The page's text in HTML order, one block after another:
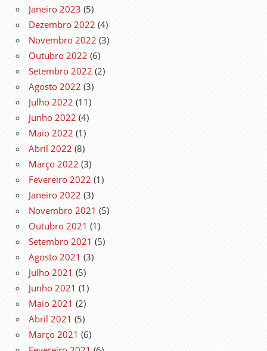
Janeiro 2023 (5)
Dezembro 2022 (4)
Novembro 2022 (3)
Outubro 2022 (6)
Setembro 2022 (2)
Agosto 2022 (3)
Julho 2022 (11)
Junho 2022 (4)
Maio 2022 (1)
Abril 2022 (8)
Março 2022 (3)
Fevereiro 2022 (1)
Janeiro 2022 (3)
Novembro 2021 (5)
Outubro 2021 (1)
Setembro 2021 (5)
Agosto 2021 (3)
Julho 2021 (5)
Junho 2021 (1)
Maio 2021 (2)
Abril 2021 (5)
Março 2021 (6)